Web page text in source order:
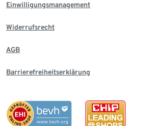
Einwilligungsmanagement
Widerrufsrecht
AGB
Barrierefreiheitserklärung